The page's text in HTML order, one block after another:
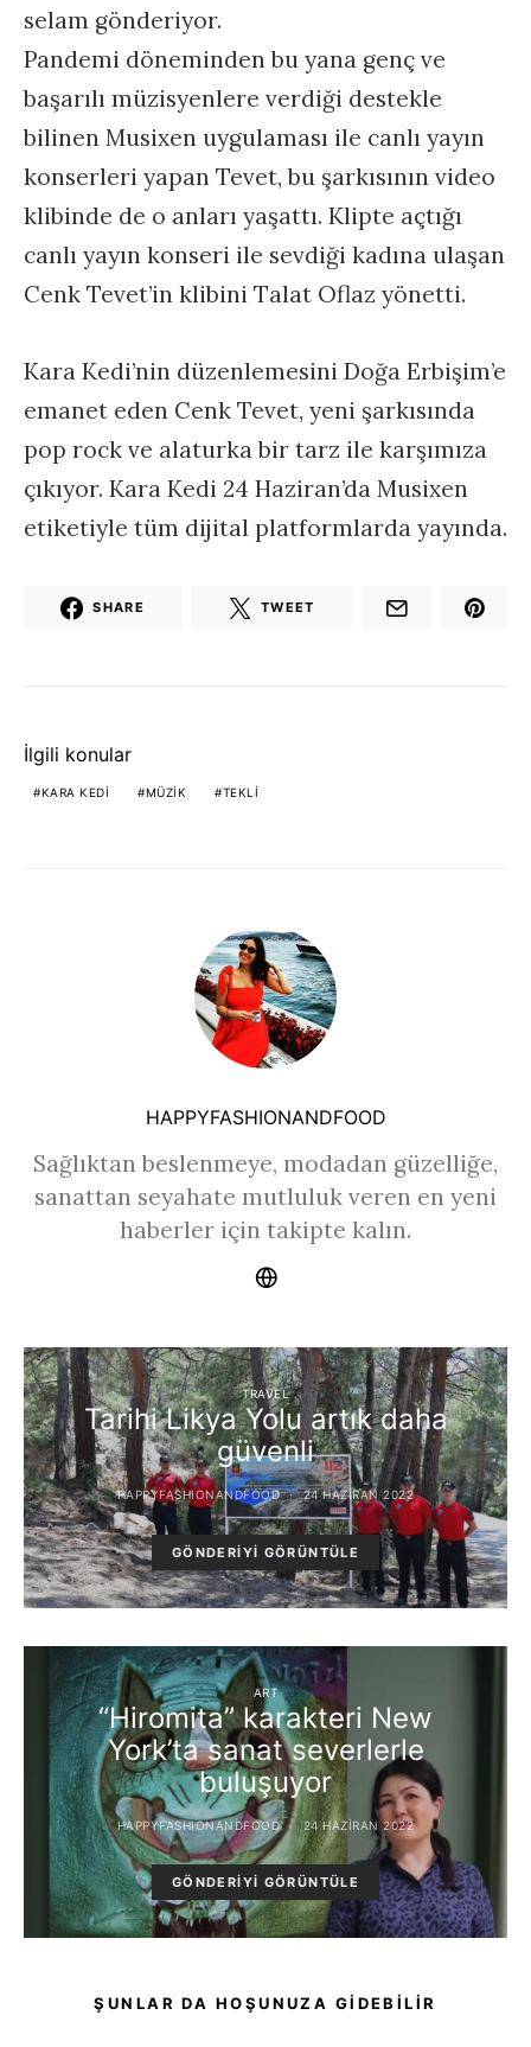
selam gönderiyor.
Pandemi döneminden bu yana genç ve
başarılı müzisyenlere verdiği destekle
bilinen Musixen uygulaması ile canlı yayın
konserleri yapan Tevet, bu şarkısının video
klibinde de o anları yaşattı. Klipte açtığı
canlı yayın konseri ile sevdiği kadına ulaşan
Cenk Tevet’in klibini Talat Oflaz yönetti.
Kara Kedi’nin düzenlemesini Doğa Erbişim’e
emanet eden Cenk Tevet, yeni şarkısında
pop rock ve alaturka bir tarz ile karşımıza
çıkıyor. Kara Kedi 24 Haziran’da Musixen
etiketiyle tüm dijital platformlarda yayında.
SHARE TWEET
İlgili konular
KARA KEDI MÜZIK TEKLI
HAPPYFASHIONANDFOOD
Sağlıktan beslenmeye, modadan güzelliğe,
sanattan seyahate mutluluk veren en yeni
haberler için takipte kalın.
TRAVEL
Tarihi Likya Yolu artık daha
güvenli
HAPPYFASHIONANDFOOD 24 HAZIRAN 2022
GÖNDERIYI GÖRÜNTÜLE
ART
“Hiromita” karakteri New
York’ta sanat severlerle
buluşuyor
HAPPYFASHIONANDFOOD 24 HAZIRAN 2022
GÖNDERIYI GÖRÜNTÜLE
ŞUNLAR DA HOŞUNUZA GIDEBILIR